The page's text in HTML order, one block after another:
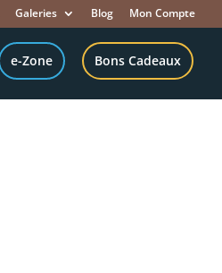
Galeries Blog Mon Compte
e-Zone Bons Cadeaux